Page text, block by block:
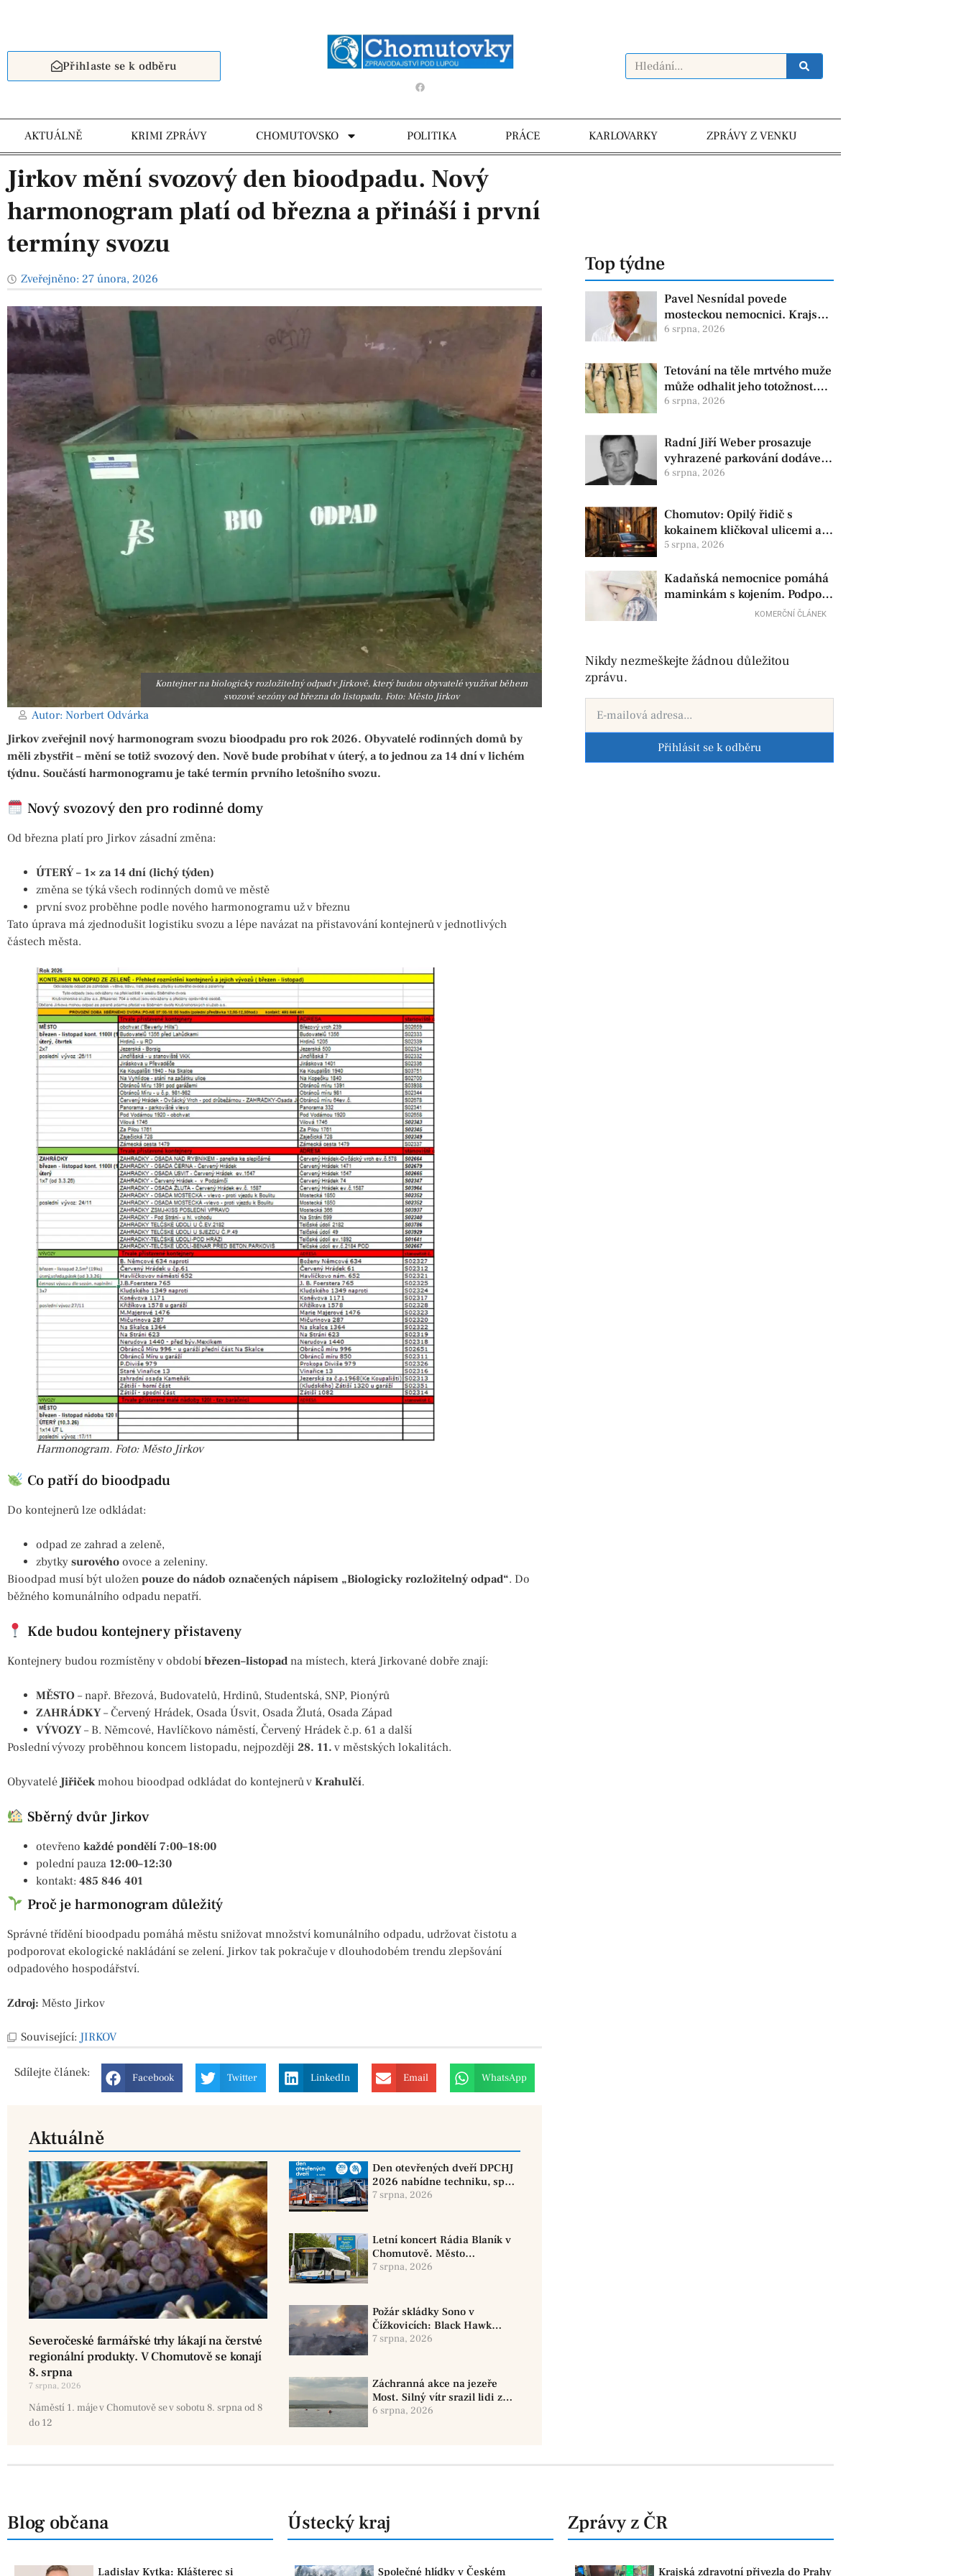
Přihlaste se k odběru
AKTUÁLNĚ KRIMI ZPRÁVY CHOMUTOVSKO POLITIKA PRÁCE KARLOVARKY ZPRÁVY Z VENKU
Jirkov mění svozový den bioodpadu. Nový
harmonogram platí od března a přináší i první
termíny svozu
Zveřejněno: 27 února, 2026
Kontejner na biologicky rozložitelný odpad v Jirkově, který budou obyvatelé využívat během
svozové sezóny od března do listopadu. Foto: Město Jirkov
Autor: Norbert Odvárka
Jirkov zveřejnil nový harmonogram svozu bioodpadu pro rok 2026. Obyvatelé rodinných domů by
měli zbystřit – mění se totiž svozový den. Nově bude probíhat v úterý, a to jednou za 14 dní v lichém
týdnu. Součástí harmonogramu je také termín prvního letošního svozu.
Nový svozový den pro rodinné domy
Od března platí pro Jirkov zásadní změna:
ÚTERÝ – 1× za 14 dní (lichý týden)
změna se týká všech rodinných domů ve městě
první svoz proběhne podle nového harmonogramu už v březnu
Tato úprava má zjednodušit logistiku svozu a lépe navázat na přistavování kontejnerů v jednotlivých
částech města.
Harmonogram. Foto: Město Jirkov
Co patří do bioodpadu
Do kontejnerů lze odkládat:
odpad ze zahrad a zeleně,
zbytky surového ovoce a zeleniny.
Bioodpad musí být uložen pouze do nádob označených nápisem „Biologicky rozložitelný odpad“. Do
běžného komunálního odpadu nepatří.
Kde budou kontejnery přistaveny
Kontejnery budou rozmístěny v období březen–listopad na místech, která Jirkované dobře znají:
MĚSTO – např. Březová, Budovatelů, Hrdinů, Studentská, SNP, Pionýrů
ZAHRÁDKY– Červený Hrádek, Osada Úsvit, Osada Žlutá, Osada Západ
VÝVOZY– B. Němcové, Havlíčkovo náměstí, Červený Hrádek č.p. 61 a další
Poslední vývozy proběhnou koncem listopadu, nejpozději 28. 11. v městských lokalitách.
ObyvateléJiřičekmohou bioodpad odkládat do kontejnerů v Krahulčí.
Sběrný dvůr Jirkov
otevřeno každé pondělí 7:00–18:00
polední pauza 12:00–12:30
kontakt: 485 846 401
Proč je harmonogram důležitý
Správné třídění bioodpadu pomáhá městu snižovat množství komunálního odpadu, udržovat čistotu a
podporovat ekologické nakládání se zelení. Jirkov tak pokračuje v dlouhodobém trendu zlepšování
odpadového hospodářství.
Zdroj: Město Jirkov
Související: JIRKOV
Sdílejte článek: Facebook Twitter LinkedIn Email WhatsApp
Aktuálně
Severočeské farmářské trhy lákají na čerstvé
regionální produkty. V Chomutově se konají
8. srpna
7 srpna, 2026
Náměstí 1. máje v Chomutově se v sobotu 8. srpna od 8
do 12
Den otevřených dveří DPCHJ
2026 nabídne techniku, sport
i jízdy historickými vozy
7 srpna, 2026
Letní koncert Rádia Blaník v
Chomutově. Město
doporučuje využít MHD
7 srpna, 2026
Požár skládky Sono v
Čížkovicích: Black Hawk
provedl 12 shozů vody
7 srpna, 2026
Záchranná akce na jezeře
Most. Silný vítr srazil lidi z
paddleboardů, dvě osoby se
6 srpna, 2026
Top týdne
Pavel Nesnídal povede
mosteckou nemocnici. Krajská
zdravotní oznámila změnu ve
6 srpna, 2026
Tetování na těle mrtvého muže
může odhalit jeho totožnost.
Policie žádá o pomoc
6 srpna, 2026
Radní Jiří Weber prosazuje
vyhrazené parkování dodávek
v Chomutově
6 srpna, 2026
Chomutov: Opilý řidič s
kokainem kličkoval ulicemi a
zkoušel uplatit policisty
5 srpna, 2026
Kadaňská nemocnice pomáhá
maminkám s kojením. Podpora
začíná už před porodem
KOMERČNÍ ČLÁNEK
Nikdy nezmeškejte žádnou důležitou
zprávu.
Přihlásit se k odběru
Blog občana
Ladislav Kytka: Klášterec si
Ústecký kraj
Společné hlídky v Českém
Zprávy z ČR
Krajská zdravotní přivezla do Prahy